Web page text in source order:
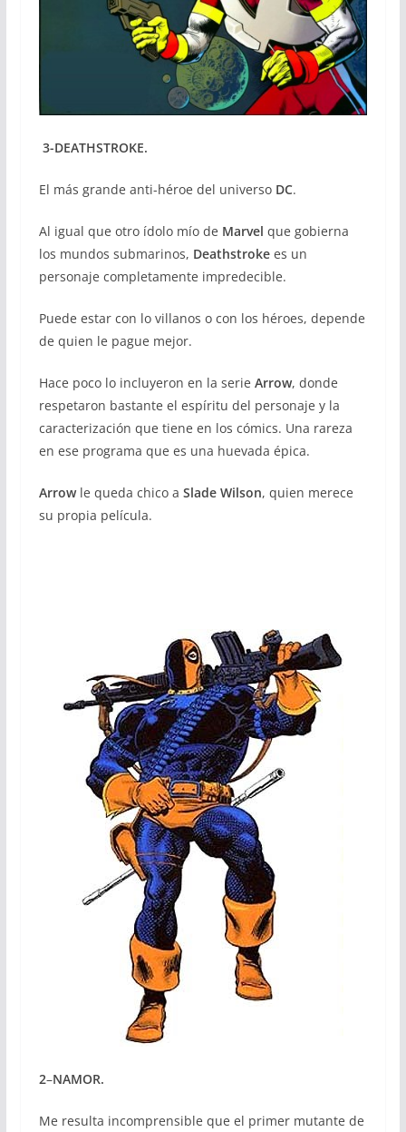
3-DEATHSTROKE.
El más grande anti-héroe del universo DC.
Al igual que otro ídolo mío de Marvel que gobierna
los mundos submarinos, Deathstrokees un
personaje completamente impredecible.
Puede estar con lo villanos o con los héroes, depende
de quien le pague mejor.
Hace poco lo incluyeron en la serie Arrow, donde
respetaron bastante el espíritu del personaje y la
caracterización que tiene en los cómics. Una rareza
en ese programa que es una huevada épica.
Arrowle queda chico a Slade Wilson, quien merece
su propia película.
2–NAMOR.
Me resulta incomprensible que el primer mutante de